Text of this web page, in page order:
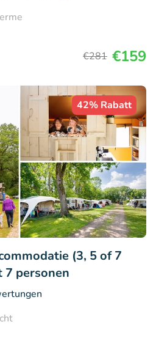
€281 €159
42% Rabatt
(3, 5 of 7
7 personen